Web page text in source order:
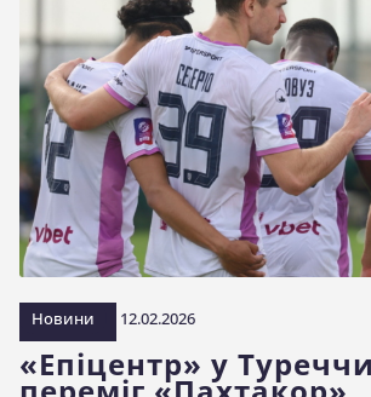
Новини 12.02.2026
«Епіцентр» у